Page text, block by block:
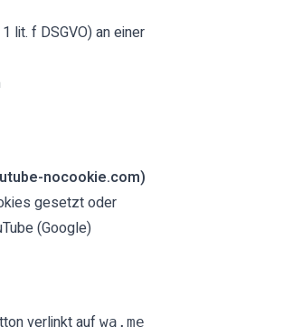
lit. f DSGVO) an einer
nocookie.com)
gesetzt oder
(Google)
verlinkt auf wa.me